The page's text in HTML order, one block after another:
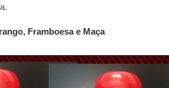
Framboesa e Maça